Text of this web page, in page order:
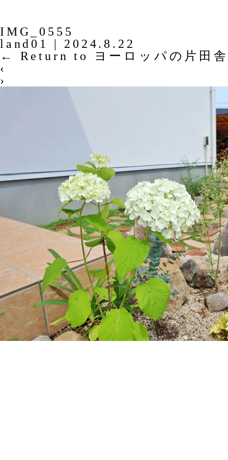
IMG_0555
land01
| 2024.8.22
←
Return to ヨーロッパの片田
‹
›